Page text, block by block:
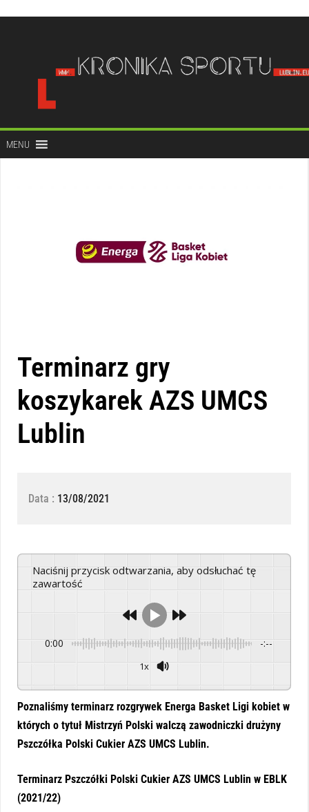
treści
MENU
Terminarz gry
koszykarek AZS UMCS
Lublin
Data : 13/08/2021
Naciśnij przycisk odtwarzania, aby odsłuchać tę
zawartość
0:00 -:--
1x
Poznaliśmy terminarz rozgrywek Energa Basket Ligi kobiet w
których o tytuł Mistrzyń Polski walczą zawodniczki drużyny
Pszczółka Polski Cukier AZS UMCS Lublin.
Terminarz Pszczółki Polski Cukier AZS UMCS Lublin w EBLK
(2021/22)